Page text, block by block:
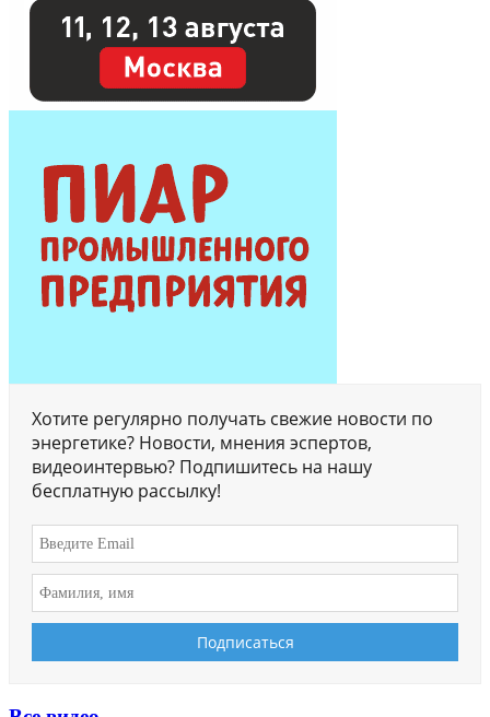
Хотите регулярно получать свежие новости по
энергетике? Новости, мнения эспертов,
видеоинтервью? Подпишитесь на нашу
бесплатную рассылку!